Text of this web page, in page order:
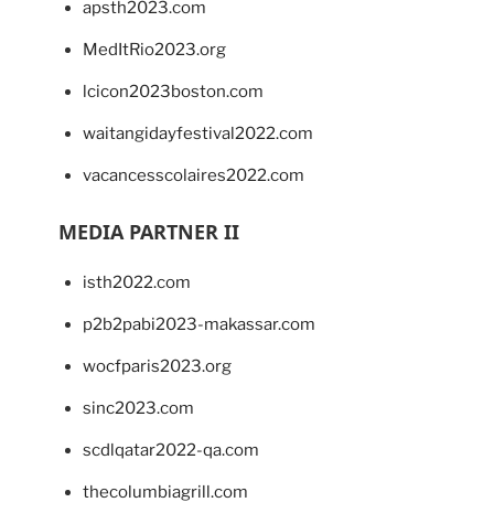
apsth2023.com
MedItRio2023.org
lcicon2023boston.com
waitangidayfestival2022.com
vacancesscolaires2022.com
MEDIA PARTNER II
isth2022.com
p2b2pabi2023-makassar.com
wocfparis2023.org
sinc2023.com
scdlqatar2022-qa.com
thecolumbiagrill.com